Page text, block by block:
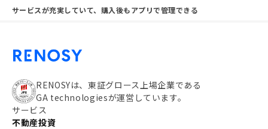
サービスが充実していて、購入後もアプリで管理できる
RENOSYは、東証グロース上場企業である
GA technologiesが運営しています。
サービス
不動産投資